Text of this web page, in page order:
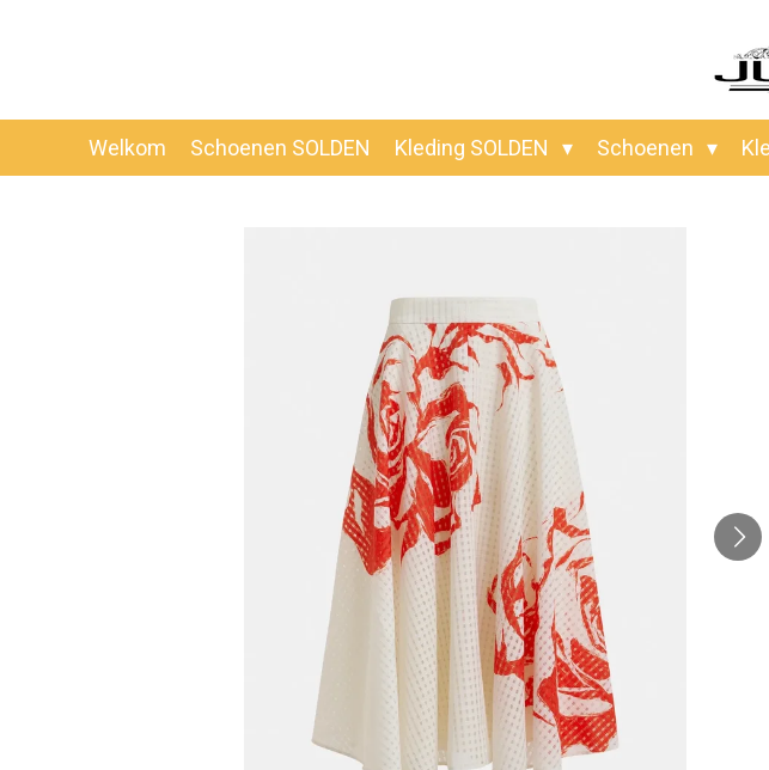
Welkom Schoenen SOLDEN Kleding SOLDEN Schoenen